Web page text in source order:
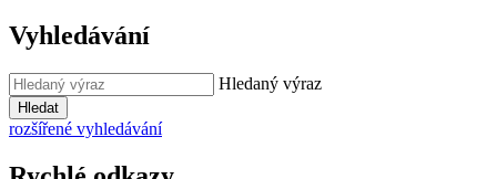
Vyhledávání
Hledaný výraz
Hledat
rozšířené vyhledávání